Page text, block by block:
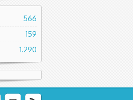
566
159
1.290